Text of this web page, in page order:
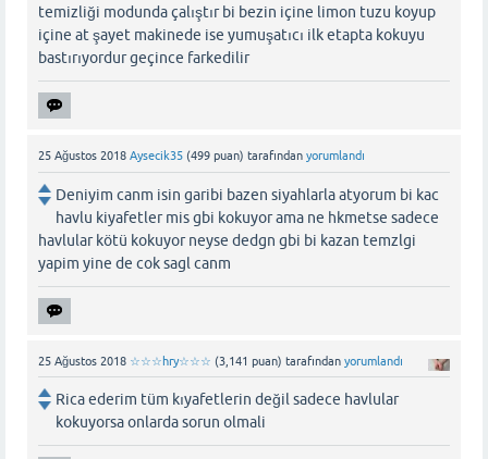
temizliği modunda çalıştır bi bezin içine limon tuzu koyup
içine at şayet makinede ise yumuşatıcı ilk etapta kokuyu
bastırıyordur geçince farkedilir
25 Ağustos 2018 Aysecik35 (499 puan) tarafından yorumlandı
Deniyim canm isin garibi bazen siyahlarla atyorum bi kac
havlu kiyafetler mis gbi kokuyor ama ne hkmetse sadece
havlular kötü kokuyor neyse dedgn gbi bi kazan temzlgi
yapim yine de cok sagl canm
25 Ağustos 2018 ☆☆☆hry☆☆☆ (3,141 puan) tarafından yorumlandı
Rica ederim tüm kıyafetlerin değil sadece havlular
kokuyorsa onlarda sorun olmali